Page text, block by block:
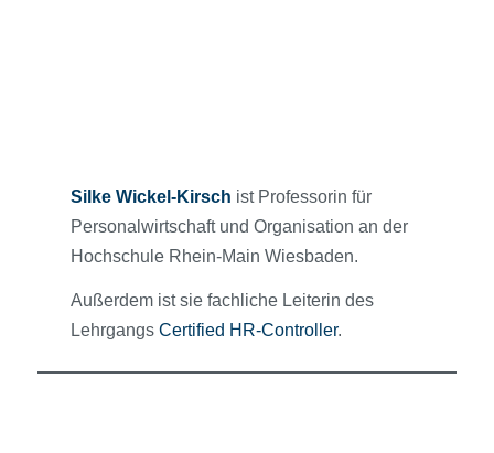
Silke Wickel-Kirsch ist Professorin für
Personalwirtschaft und Organisation an der
Hochschule Rhein-Main Wiesbaden.
Außerdem ist sie fachliche Leiterin des
LehrgangsCertified HR-Controller.